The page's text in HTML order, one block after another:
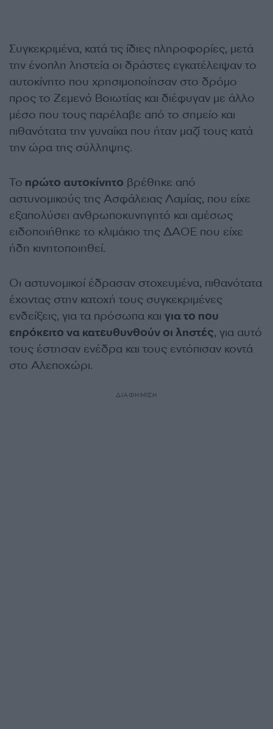
Συγκεκριμένα, κατά τις ίδιες πληροφορίες, μετά
την ένοπλη ληστεία οι δράστες εγκατέλειψαν το
αυτοκίνητο που χρησιμοποίησαν στο δρόμο
προς το Ζεμενό Βοιωτίας και διέφυγαν με άλλο
μέσο που τους παρέλαβε από το σημείο και
πιθανότατα την γυναίκα που ήταν μαζί τους κατά
την ώρα της σύλληψης.
Το πρώτο αυτοκίνητο βρέθηκε από
αστυνομικούς της Ασφάλειας Λαμίας, που είχε
εξαπολύσει ανθρωποκυνηγητό και αμέσως
ειδοποιήθηκε το κλιμάκιο της ΔΑΟΕ που είχε
ήδη κινητοποιηθεί.
Οι αστυνομικοί έδρασαν στοχευμένα, πιθανότατα
έχοντας στην κατοχή τους συγκεκριμένες
ενδείξεις, για τα πρόσωπα και για το που
επρόκειτο να κατευθυνθούν οι ληστές, για αυτό
τους έστησαν ενέδρα και τους εντόπισαν κοντά
στο Αλεποχώρι.
ΔΙΑΦΗΜΙΣΗ